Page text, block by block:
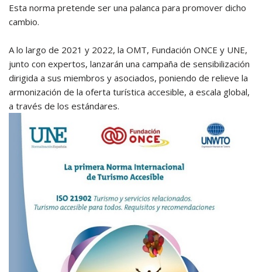
Esta norma pretende ser una palanca para promover dicho
cambio.
A lo largo de 2021 y 2022, la OMT, Fundación ONCE y UNE,
junto con expertos, lanzarán una campaña de sensibilización
dirigida a sus miembros y asociados, poniendo de relieve la
armonización de la oferta turística accesible, a escala global,
a través de los estándares.